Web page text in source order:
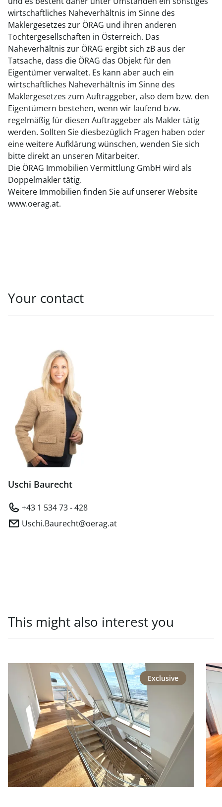
wirtschaftliches Naheverhältnis im Sinne des
Maklergesetzes zur ÖRAG und ihren anderen
Tochtergesellschaften in Österreich. Das
Naheverhältnis zur ÖRAG ergibt sich zB aus der
Tatsache, dass die ÖRAG das Objekt für den
Eigentümer verwaltet. Es kann aber auch ein
wirtschaftliches Naheverhältnis im Sinne des
Maklergesetzes zum Auftraggeber, also dem bzw. den
Eigentümern bestehen, wenn wir laufend bzw.
regelmäßig für diesen Auftraggeber als Makler tätig
werden. Sollten Sie diesbezüglich Fragen haben oder
eine weitere Aufklärung wünschen, wenden Sie sich
bitte direkt an unseren Mitarbeiter.
Die ÖRAG Immobilien Vermittlung GmbH wird als
Doppelmakler tätig.
Weitere Immobilien finden Sie auf unserer Website
www.oerag.at.
Your contact
Uschi Baurecht
+43 1 534 73 - 428
Uschi.Baurecht@oerag.at
This might also interest you
link to page Repräsentative Lage - Generalsaniertes
Exclusive
link